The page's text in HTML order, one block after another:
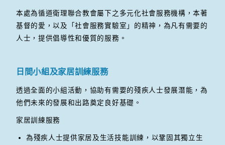
本處為循道衛理聯合教會屬下之多元化社會服務機構，本著
基督的愛，以及「社會服務實驗室」的精神，為凡有需要的
人士，提供倡導性和優質的服務。
日間小組及家居訓練服務
透過全面的小組活動，協助有需要的殘疾人士發展潛能，為
他們未來的發展和出路奠定良好基礎。
家居訓練服務
為殘疾人士提供家居及生活技能訓練，以鞏固其獨立生